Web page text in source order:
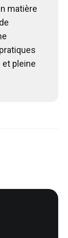
matière
et pleine